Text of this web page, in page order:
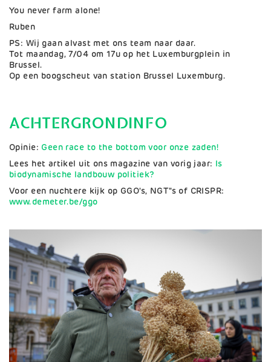
You never farm alone!
Ruben
PS: Wij gaan alvast met ons team naar daar.
Tot maandag, 7/04 om 17u op het Luxemburgplein in
Brussel.
Op een boogscheut van station Brussel Luxemburg.
ACHTERGRONDINFO
Opinie: Geen race to the bottom voor onze zaden!
Lees het artikel uit ons magazine van vorig jaar: Is
biodynamische landbouw politiek?
Voor een nuchtere kijk op GGO's, NGT"s of CRISPR:
www.demeter.be/ggo
Afbeelding